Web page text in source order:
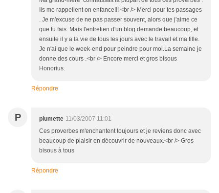
Ils me rappellent on enfance!!! <br /> Merci pour tes passages
. Je m'excuse de ne pas passer souvent, alors que j'aime ce
que tu fais. Mais l'entretien d'un blog demande beaucoup, et
ensuite il y a la vie de tous les jours avec le travail et ma fille.
Je n'ai que le week-end pour peindre pour moi.La semaine je
donne des cours .<br /> Encore merci et gros bisous
Honorius.
Répondre
P plumette 11/03/2007 11:01
Ces proverbes m'enchantent toujours et je reviens donc avec
beaucoup de plaisir en découvrir de nouveaux.<br /> Gros
bisous à tous
Répondre